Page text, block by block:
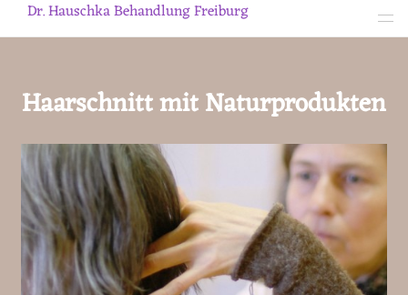
Dr. Hauschka Behandlung Freiburg
Haarschnitt mit Naturprodukten